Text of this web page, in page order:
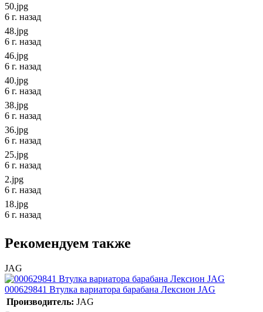
50.jpg
6 г. назад
48.jpg
6 г. назад
46.jpg
6 г. назад
40.jpg
6 г. назад
38.jpg
6 г. назад
36.jpg
6 г. назад
25.jpg
6 г. назад
2.jpg
6 г. назад
18.jpg
6 г. назад
Рекомендуем также
JAG
000629841 Втулка вариатора барабана Лексион JAG
Производитель: JAG